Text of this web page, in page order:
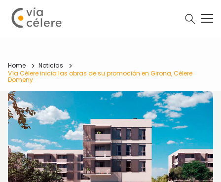
Home
Noticias
Vía Célere inicia las obras de su promoción en Girona, Célere
Domeny